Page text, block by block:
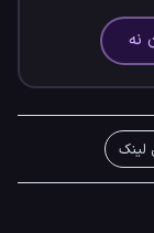
نه
لینک